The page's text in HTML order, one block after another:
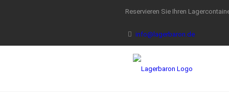
Reservieren Sie Ihren
info@lagerbaron.de